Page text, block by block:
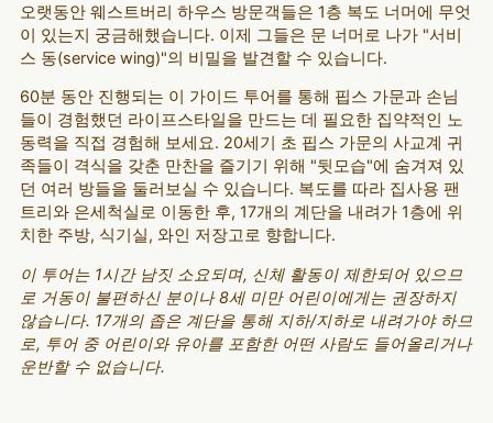
오랫동안 웨스트버리 하우스 방문객들은 1층 복도 너머에 무엇
이 있는지 궁금해했습니다. 이제 그들은 문 너머로 나가 "서비
스 동(service wing)"의 비밀을 발견할 수 있습니다.
60분 동안 진행되는 이 가이드 투어를 통해 핍스 가문과 손님
들이 경험했던 라이프스타일을 만드는 데 필요한 집약적인 노
동력을 직접 경험해 보세요. 20세기 초 핍스 가문의 사교계 귀
족들이 격식을 갖춘 만찬을 즐기기 위해 "뒷모습"에 숨겨져 있
던 여러 방들을 둘러보실 수 있습니다. 복도를 따라 집사용 팬
트리와 은세척실로 이동한 후, 17개의 계단을 내려가 1층에 위
치한 주방, 식기실, 와인 저장고로 향합니다.
이 투어는 1시간 남짓 소요되며, 신체 활동이 제한되어 있으므
로 거동이 불편하신 분이나 8세 미만 어린이에게는 권장하지
않습니다. 17개의 좁은 계단을 통해 지하/지하로 내려가야 하므
로, 투어 중 어린이와 유아를 포함한 어떤 사람도 들어올리거나
운반할 수 없습니다.